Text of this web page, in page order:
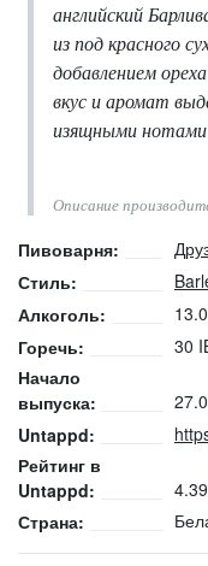
английский
из под красного
добавлением
вкус и аромат
изящными нотами
Описание
Пивоварня:
Стиль:
Алкоголь:
Горечь:
30
Начало
выпуска:
Untappd:
Рейтинг в
Untappd:
Страна: